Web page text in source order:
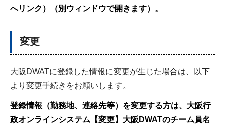
へリンク）（別ウィンドウで開きます） 。
変更
大阪DWATに登録した情報に変更が生じた場合は、以下
より変更手続きをお願いします。
登録情報（勤務地、連絡先等）を変更する方は、大阪行
政オンラインシステム【変更】大阪DWATのチーム員名